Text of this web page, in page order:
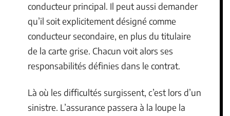
conducteur principal. Il peut aussi demander
qu’il soit explicitement désigné comme
conducteur secondaire, en plus du titulaire
de la carte grise. Chacun voit alors ses
responsabilités définies dans le contrat.
Là où les difficultés surgissent, c’est lors d’un
sinistre. L’assurance passera à la loupe la